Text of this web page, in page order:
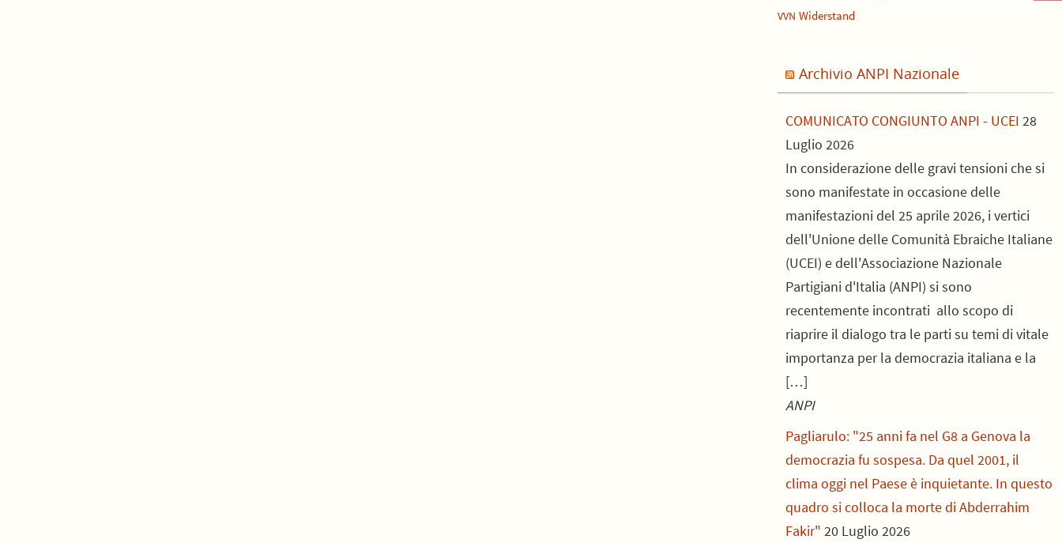
VVN Widerstand
Archivio ANPI Nazionale
COMUNICATO CONGIUNTO ANPI - UCEI 28
Luglio 2026
In considerazione delle gravi tensioni che si
sono manifestate in occasione delle
manifestazioni del 25 aprile 2026, i vertici
dell'Unione delle Comunità Ebraiche Italiane
(UCEI) e dell'Associazione Nazionale
Partigiani d'Italia (ANPI) si sono
recentemente incontrati allo scopo di
riaprire il dialogo tra le parti su temi di vitale
importanza per la democrazia italiana e la
[…]
ANPI
Pagliarulo: "25 anni fa nel G8 a Genova la
democrazia fu sospesa. Da quel 2001, il
clima oggi nel Paese è inquietante. In questo
quadro si colloca la morte di Abderrahim
Fakir" 20 Luglio 2026